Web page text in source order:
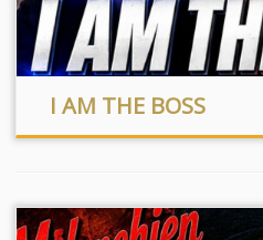
I AM THE BOSS